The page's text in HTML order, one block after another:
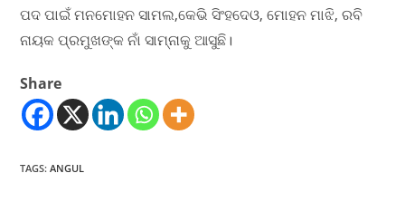
ପଦ ପାଇଁ ମନମୋହନ ସାମଲ,କେଭି ସିଂହଦେଓ, ମୋହନ ମାଝି, ରବି
ନାୟକ ପ୍ରମୁଖଙ୍କ ନାଁ ସାମ୍ନାକୁ ଆସୁଛି।
Share
TAGS:ANGUL